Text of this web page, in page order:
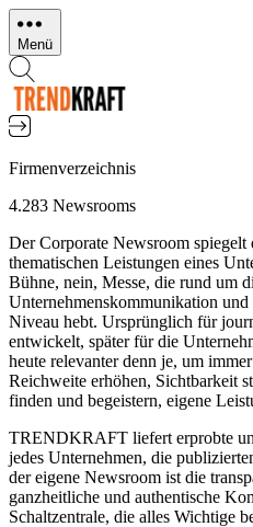
Direkt
zum
Inhalt
Menü
Firmenverzeichnis
4.283 Newsrooms
Der Corporate Newsroom spiegelt
thematischen Leistungen eines
Bühne, nein, Messe, die rund um
Unternehmenskommunikation
Niveau hebt. Ursprünglich für
entwickelt, später für die
heute relevanter denn je, um
Reichweite erhöhen, Sichtbarkeit
finden und begeistern, eigene
TRENDKRAFT liefert erprobte
jedes Unternehmen, die
der eigene Newsroom ist die
ganzheitliche und authentische
Schaltzentrale, die alles Wichtige